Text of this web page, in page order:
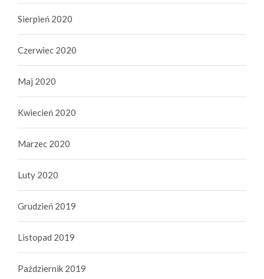
Sierpień 2020
Czerwiec 2020
Maj 2020
Kwiecień 2020
Marzec 2020
Luty 2020
Grudzień 2019
Listopad 2019
Październik 2019